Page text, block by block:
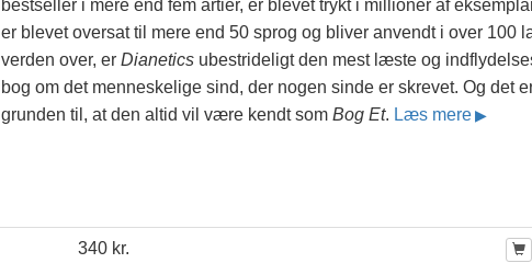
bestseller i mere end fem årtier, er blevet trykt i millioner af
er blevet oversat til mere end 50 sprog og bliver anvendt i over 100
verden over, er Dianetics ubestrideligt den mest læste og
bog om det menneskelige sind, der nogen sinde er skrevet. Og det
grunden til, at den altid vil være kendt som Bog Et. Læs mere
340 kr.